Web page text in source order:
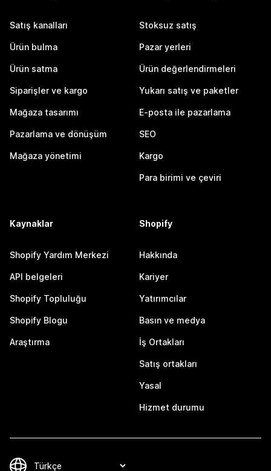
Satış kanalları
Ürün bulma
Ürün satma
Siparişler ve kargo
Mağaza tasarımı
Pazarlama ve dönüşüm
Mağaza yönetimi
Stoksuz satış
Pazar yerleri
Ürün değerlendirmeleri
Yukarı satış ve paketler
E-posta ile pazarlama
SEO
Kargo
Para birimi ve çeviri
Kaynaklar
Shopify Yardım Merkezi
API belgeleri
Shopify Topluluğu
Shopify Blogu
Araştırma
Shopify
Hakkında
Kariyer
Yatırımcılar
Basın ve medya
İş Ortakları
Satış ortakları
Yasal
Hizmet durumu